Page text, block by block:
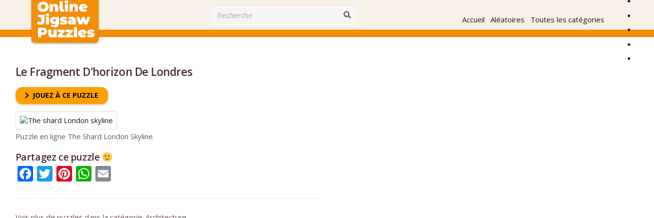
Accueil Aléatoires Toutes les catégories
Le Fragment D'horizon De Londres
JOUEZ À CE PUZZLE
Puzzle en ligne The Shard London Skyline.
Partagez ce puzzle
Facebook
Twitter
Pinterest
WhatsApp
Email